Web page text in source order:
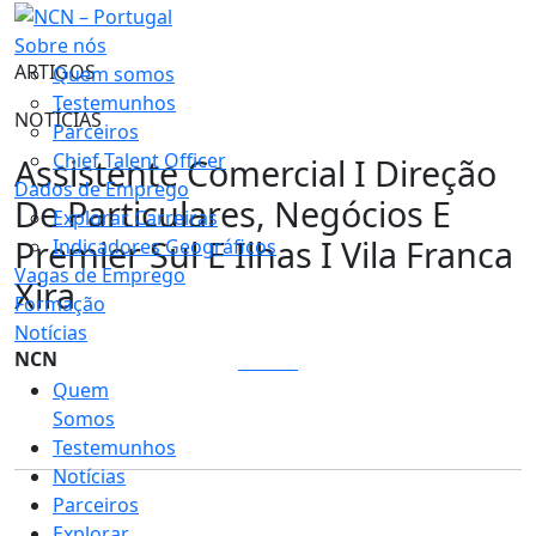
Sobre nós
Quem somos
Testemunhos
Parceiros
Chief Talent Officer
Dados de Emprego
Explorar Carreiras
Indicadores Geográficos
Vagas de Emprego
Formação
Notícias
Quem
Somos
Testemunhos
Notícias
Parceiros
ARTIGOS
NOTÍCIAS
Assistente Comercial I Direção
De Particulares, Negócios E
Premier Sul E Ilhas I Vila Franca
Xira
NCN